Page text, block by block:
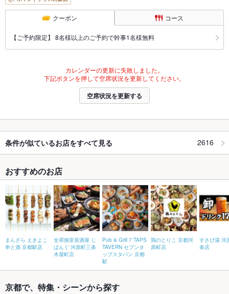
クーポン コース
【ご予約限定】 8名様以上のご予約で幹事1名様無料
カレンダーの更新に失敗しました。
下記ボタンを押して空席状況を更新してください。
空席状況を更新する
条件が似ているお店をすべて見る 2616
おすすめのお店
まんざら えきよこ
串と酒 京都駅店
全席個室居酒屋 じ
ぱんぐ 河原町三条
木屋町店
Pub & Grill 7 TAPS
TAVERN セブンタ
ップスタバン 京都
駅
鶏のとりこ 京都河
原町店
すさび湯 河
条店
京都で、特集・シーンから探す